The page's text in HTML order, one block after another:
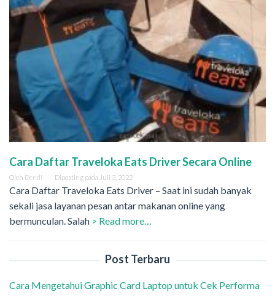
Cara Daftar Traveloka Eats Driver Secara Online
Oleh Dendi Diposting pada Juli 3, 2022
Cara Daftar Traveloka Eats Driver – Saat ini sudah banyak
sekali jasa layanan pesan antar makanan online yang
bermunculan. Salah > Read more…
Post Terbaru
Cara Mengetahui Graphic Card Laptop untuk Cek Performa